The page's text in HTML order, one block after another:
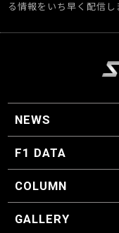
る情報をいち早く配信し
NEWS
F1 ニュース
F1 DATA
F1 日程
F1 データ
COLUMN
マイ・ワンダフル・
スクーデリア・一方
F1に燃え、ゴルフ
スティングくんの部
GALLERY